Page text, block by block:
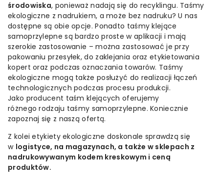
środowiska, ponieważ nadają się do recyklingu. Taśmy
ekologiczne z nadrukiem, a może bez nadruku? U nas
dostępne są obie opcje. Ponadto taśmy klejące
samoprzylepne są bardzo proste w aplikacji i mają
szerokie zastosowanie – można zastosować je przy
pakowaniu przesyłek, do zaklejania oraz etykietowania
kopert oraz podczas oznaczania towarów. Taśmy
ekologiczne mogą także posłużyć do realizacji łączeń
technologicznych podczas procesu produkcji.
Jako producent taśm klejących oferujemy
różnego rodzaju taśmy samoprzylepne. Koniecznie
zapoznaj się z naszą ofertą.
Z kolei etykiety ekologiczne doskonale sprawdzą się
w logistyce, na magazynach, a także w sklepach z
nadrukowywanym kodem kreskowym i ceną
produktów.